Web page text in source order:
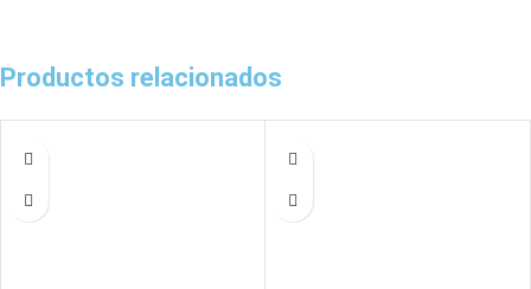
Productos relacionados